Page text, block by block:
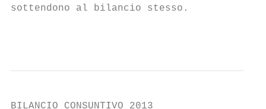
sottendono al bilancio stesso.
BILANCIO CONSUNTIVO 2013